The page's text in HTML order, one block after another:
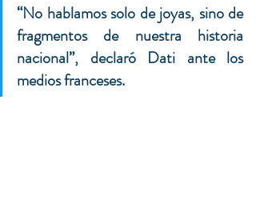
“No hablamos solo de joyas, sino de
fragmentos de nuestra historia
nacional”, declaró Dati ante los
medios franceses.